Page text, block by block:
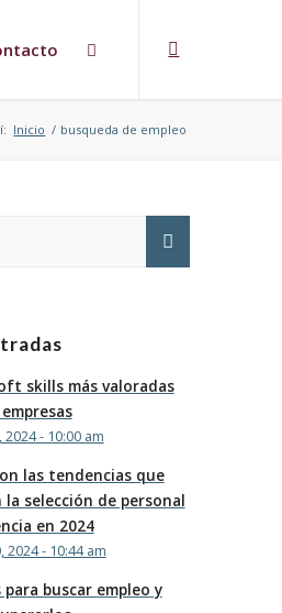
Inicio / busqueda de empleo
skills más valoradas
- 10:00 am
las tendencias que
la selección de personal
en 2024
2024 - 10:44 am
buscar empleo y